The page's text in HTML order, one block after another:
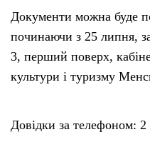
Документи можна буде
починаючи з 25 липня,
3, перший поверх,
культури і туризму
Довідки за телефоном: